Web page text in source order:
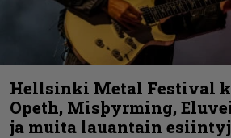
Hellsinki Metal Festival
Opeth, Misþyrming,
ja muita lauantain